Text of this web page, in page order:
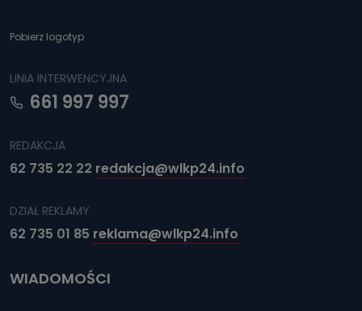
Pobierz logotyp
LINIA INTERWENCYJNA
661 997 997
REDAKCJA
62 735 22 22 redakcja@wlkp24.info
DZIAŁ REKLAMY
62 735 01 85 reklama@wlkp24.info
WIADOMOŚCI